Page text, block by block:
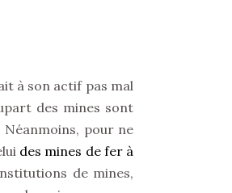
à son actif pas mal
des mines sont
pour ne
des mines de fer à
de mines,